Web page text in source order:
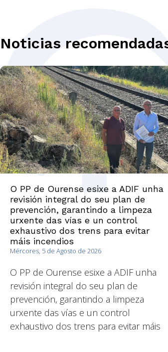
Noticias
O PP de Ourense esixe a ADIF unha
revisión integral do seu plan de
prevención, garantindo a limpeza
urxente das vías e un control
exhaustivo dos trens para evitar
máis incendios
Mércores, 5 de Agosto de 2026
O PP de Ourense esixe a ADIF unha
revisión integral do seu plan de
prevención, garantindo a limpeza
urxente das vías e un control
exhaustivo dos trens para evitar máis